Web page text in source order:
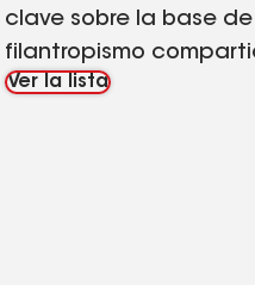
clave sobre la base
filantropismo
Ver la lista